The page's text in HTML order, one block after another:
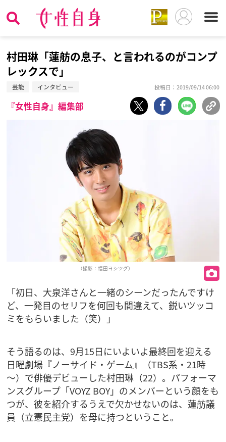
村田琳「蓮舫の息子、と言われるのがコンプ
レックスで」
芸能 インタビュー 投稿日：2019/09/14 06:00
『女性自身』編集部
（撮影：福田ヨシツグ）
「初日、大泉洋さんと一緒のシーンだったんですけ
ど、一発目のセリフを何回も間違えて、鋭いツッコ
ミをもらいました（笑）」
そう語るのは、9月15日にいよいよ最終回を迎える
日曜劇場『ノーサイド・ゲーム』（TBS系・21時
～）で俳優デビューした村田琳（22）。パフォーマ
ンスグループ「VOYZ BOY」のメンバーという顔をも
つが、彼を紹介するうえで欠かせないのは、蓮舫議
員（立憲民主党）を母に持つということ。